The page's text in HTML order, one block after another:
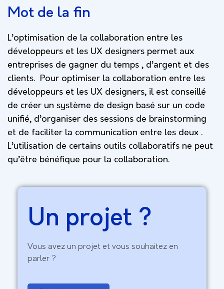
Mot de la fin
L’optimisation de la collaboration entre les
développeurs et les UX designers permet aux
entreprises de gagner du temps , d’argent et des
clients. Pour optimiser la collaboration entre les
développeurs et les UX designers, il est conseillé
de créer un système de design basé sur un code
unifié, d’organiser des sessions de brainstorming
et de faciliter la communication entre les deux .
L’utilisation de certains outils collaboratifs ne peut
qu’être bénéfique pour la collaboration.
Un projet ?
Vous avez un projet et vous souhaitez en
parler ?